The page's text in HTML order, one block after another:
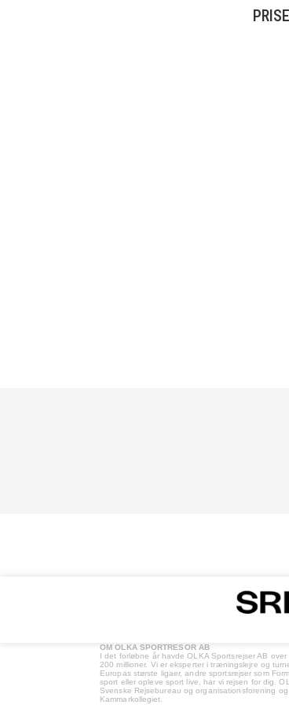
OM OLKA SPORTRESOR AB
I det forløbne år havde OLKA Sportsrejser AB
200 millioner. Vi er eksperter i træningslejre og
Europas største ligaer, andre sportsrejser som
sport eller opleve sport live, har vi rejsen for dig.
Svenske Rejsebureau og organisationsforening
Kammarkollegiet.